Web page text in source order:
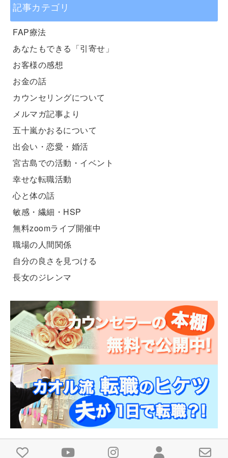
記事カテゴリ
FAP療法
あなたもできる「引寄せ」
お客様の感想
お金の話
カウンセリングについて
メルマガ記事より
五十嵐かおるについて
出会い・恋愛・婚活
宮古島での活動・イベント
幸せな転職活動
心と体の話
敏感・繊細・HSP
無料zoomライブ開催中
職場の人間関係
自分の良さを見つける
長女のジレンマ